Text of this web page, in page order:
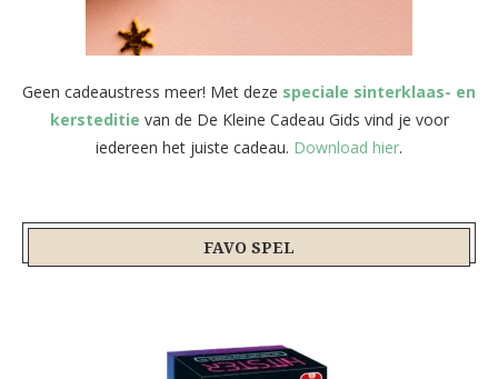
Geen cadeaustress meer! Met deze speciale sinterklaas- en
kersteditie van de De Kleine Cadeau Gids vind je voor
iedereen het juiste cadeau. Download hier.
FAVO SPEL